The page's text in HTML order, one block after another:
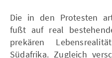
Die in den Protesten
fußt auf real
prekären
Südafrika. Zugleich